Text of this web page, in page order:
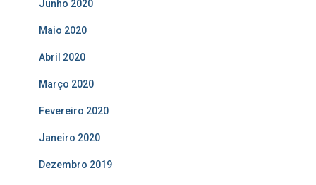
Junho 2020
Maio 2020
Abril 2020
Março 2020
Fevereiro 2020
Janeiro 2020
Dezembro 2019